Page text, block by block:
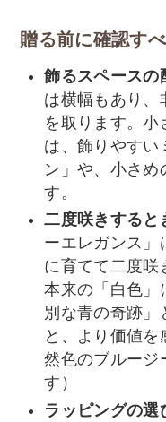
贈る前に確認す
飾るスペースの
は横幅もあり、
を取ります。小
は、飾りやすい
ン」や、小さめ
す。
二度咲きすると
ーエレガンス」
に育てて二度咲
本来の「白色」
別な青の奇跡」
と、より価値
然色のブルージ
す）
ラッピングの選